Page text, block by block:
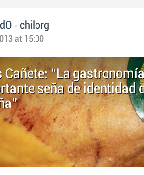
- chilorg
at 15:00
Cañete: “La
seña de identidad